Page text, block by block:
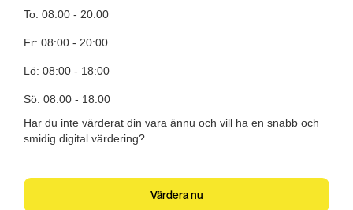
To: 08:00 - 20:00
Fr: 08:00 - 20:00
Lö: 08:00 - 18:00
Sö: 08:00 - 18:00
Har du inte värderat din vara ännu och vill ha en snabb och
smidig digital värdering?
Värdera nu